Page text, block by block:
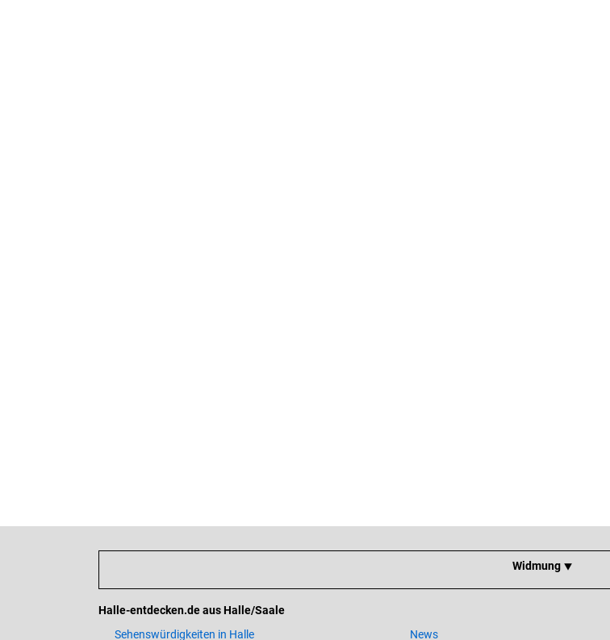
Widmung ⯆
Halle-entdecken.de aus Halle/Saale
Sehenswürdigkeiten in Halle
News